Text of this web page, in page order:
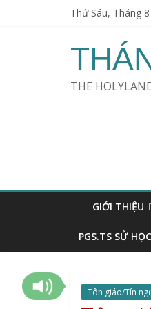
Thứ Sáu, Tháng
THE
GIỚI THIỆU
PGS.TS SỬ
Tôn giáo/Tín